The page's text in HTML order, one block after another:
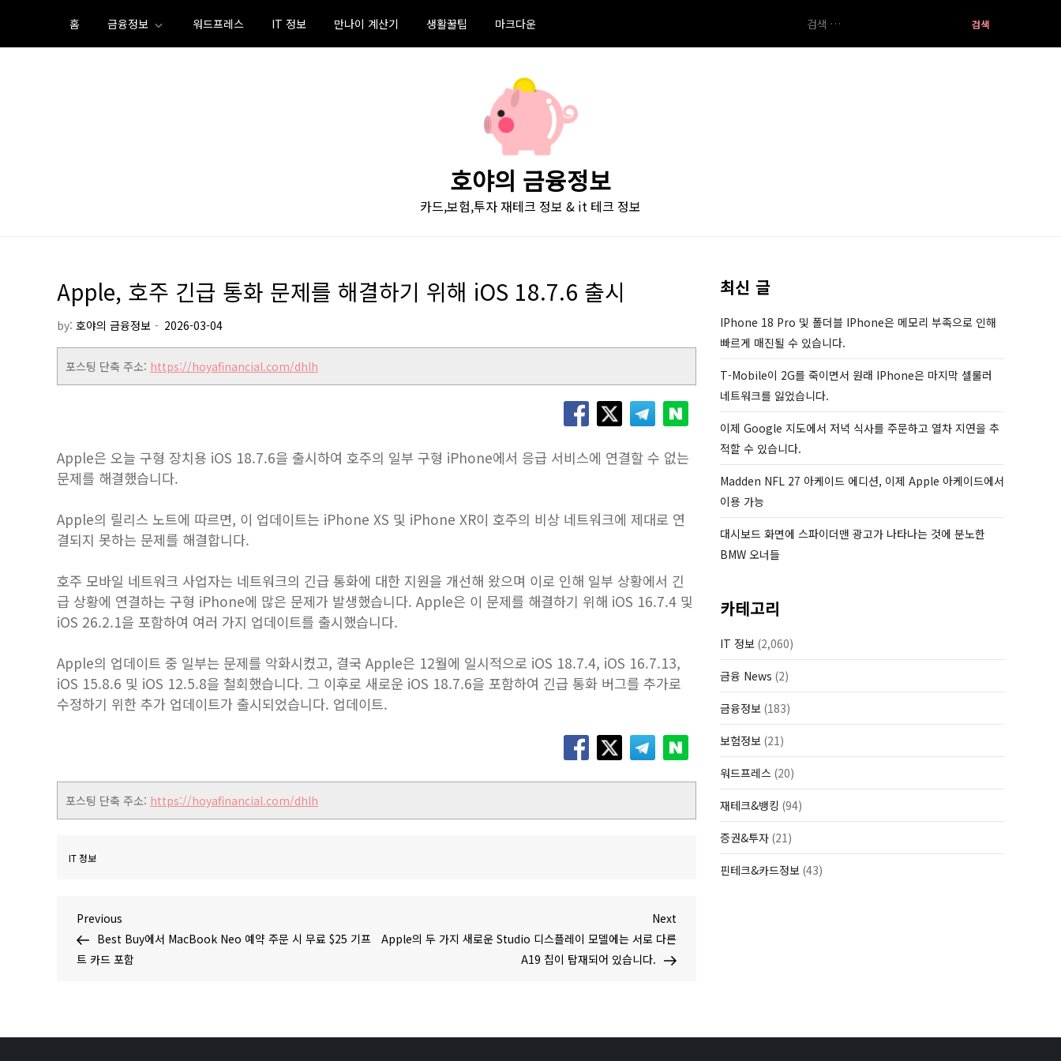
content
홈 금융정보 워드프레스 IT 정보 만나이 계산기 생활꿀팁 마크다운
색:
호야의 금융정보
카드,보험,투자 재테크 정보 & it 테크 정보
Apple, 호주 긴급 통화 문제를 해결하기 위해 iOS 18.7.6 출시
by: 호야의 금융정보
포스팅 단축 주소: https://hoyafinancial.com/dhlh
Apple은 오늘 구형 장치용 iOS 18.7.6을 출시하여 호주의 일부 구형 iPhone에서 응급 서비스에 연결할 수 없는
문제를 해결했습니다.
Apple의 릴리스 노트에 따르면, 이 업데이트는 iPhone XS 및 ‌iPhone‌ XR이 호주의 비상 네트워크에 제대로 연
결되지 못하는 문제를 해결합니다.
호주 모바일 네트워크 사업자는 네트워크의 긴급 통화에 대한 지원을 개선해 왔으며 이로 인해 일부 상황에서 긴
급 상황에 연결하는 구형 iPhone에 많은 문제가 발생했습니다. Apple은 이 문제를 해결하기 위해 iOS 16.7.4 및
iOS 26.2.1을 포함하여 여러 가지 업데이트를 출시했습니다.
Apple의 업데이트 중 일부는 문제를 악화시켰고, 결국 Apple은 12월에 일시적으로 iOS 18.7.4, iOS 16.7.13,
iOS 15.8.6 및 iOS 12.5.8을 철회했습니다. 그 이후로 새로운 iOS 18.7.6을 포함하여 긴급 통화 버그를 추가로
수정하기 위한 추가 업데이트가 출시되었습니다. 업데이트.
포스팅 단축 주소: https://hoyafinancial.com/dhlh
IT 정보
글
탐
Previous
Post
Previous
Best Buy에서 MacBook Neo 예약 주문 시 무료 $25 기프
트 카드 포함
Post
Next
Apple의 두 가지 새로운 Studio 디스플레이 모델에는 서로 다른
A19 칩이 탑재되어 있습니다.
최신 글
IPhone 18 Pro 및 폴더블 IPhone은 메모리 부족으로 인해
빠르게 매진될 수 있습니다.
T-Mobile이 2G를 죽이면서 원래 IPhone은 마지막 셀룰러
네트워크를 잃었습니다.
이제 Google 지도에서 저녁 식사를 주문하고 열차 지연을 추
적할 수 있습니다.
Madden NFL 27 아케이드 에디션, 이제 Apple 아케이드에서
이용 가능
대시보드 화면에 스파이더맨 광고가 나타나는 것에 분노한
BMW 오너들
카테고리
IT 정보 (2,060)
금융 News (2)
금융정보 (183)
보험정보 (21)
워드프레스 (20)
재테크&뱅킹 (94)
증권&투자 (21)
핀테크&카드정보 (43)